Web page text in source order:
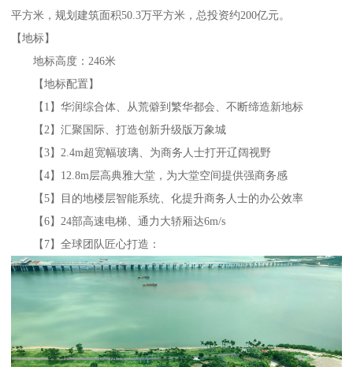
平方米，规划建筑面积50.3万平方米，总投资约200亿元。
【地标】
地标高度：246米
【地标配置】
【1】华润综合体、从荒僻到繁华都会、不断缔造新地标
【2】汇聚国际、打造创新升级版万象城
【3】2.4m超宽幅玻璃、为商务人士打开辽阔视野
【4】12.8m层高典雅大堂，为大堂空间提供强商务感
【5】目的地楼层智能系统、化提升商务人士的办公效率
【6】24部高速电梯、通力大轿厢达6m/s
【7】全球团队匠心打造：